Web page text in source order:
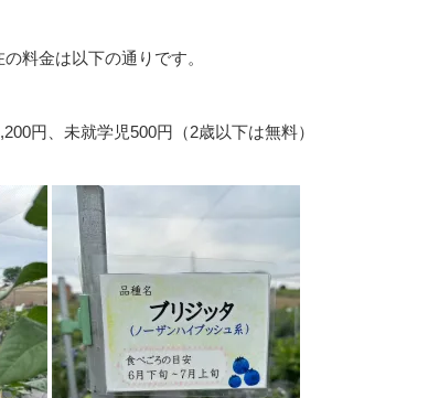
料金は以下の通りです。
円、未就学児500円（2歳以下は無料）